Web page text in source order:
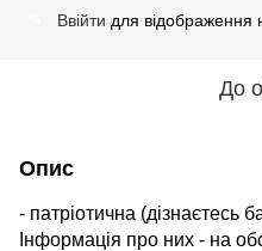
Ввійти для відображення
До
Опис
- патріотична (дізнаєтесь
Інформація про них - на